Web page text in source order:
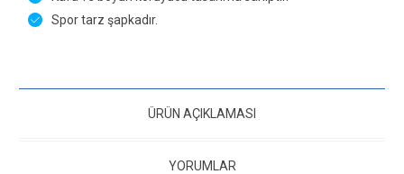
Spor tarz şapkadır.
ÜRÜN AÇIKLAMASI
YORUMLAR